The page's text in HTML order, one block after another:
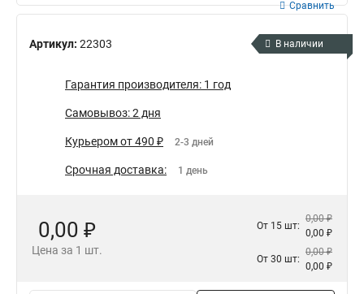
Артикул: 22303
Сравнить
В наличии
Гарантия производителя: 1 год
Самовывоз: 2 дня
Курьером от 490 ₽ 2-3 дней
Срочная доставка: 1 день
0,00 ₽
Цена за 1 шт.
От 15 шт:
0,00 ₽
0,00 ₽
От 30 шт:
0,00 ₽
0,00 ₽